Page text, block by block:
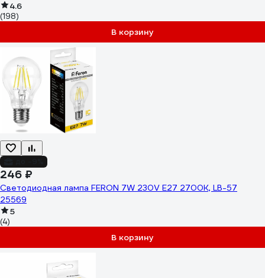
4.6
(198)
В корзину
246 ₽
Светодиодная лампа FERON 7W 230V E27 2700K, LB-57
25569
5
(4)
В корзину